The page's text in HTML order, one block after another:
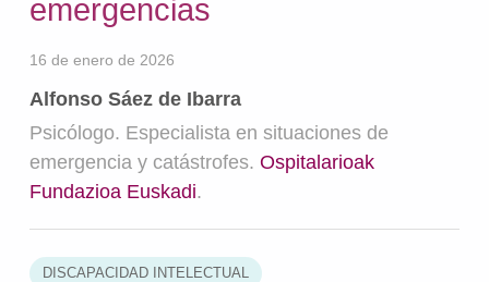
emergencias
16 de enero de 2026
Alfonso Sáez de Ibarra
Psicólogo. Especialista en situaciones de
emergencia y catástrofes. Ospitalarioak
Fundazioa Euskadi.
DISCAPACIDAD INTELECTUAL